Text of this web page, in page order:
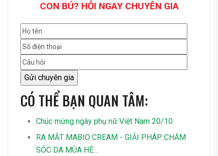
CON BÚ? HỎI NGAY CHUYÊN GIA
CÓ THỂ BẠN QUAN TÂM:
Chúc mừng ngày phụ nữ Việt Nam 20/10
RA MẮT MABIO CREAM - GIẢI PHÁP CHĂM
SÓC DA MÙA HÈ…